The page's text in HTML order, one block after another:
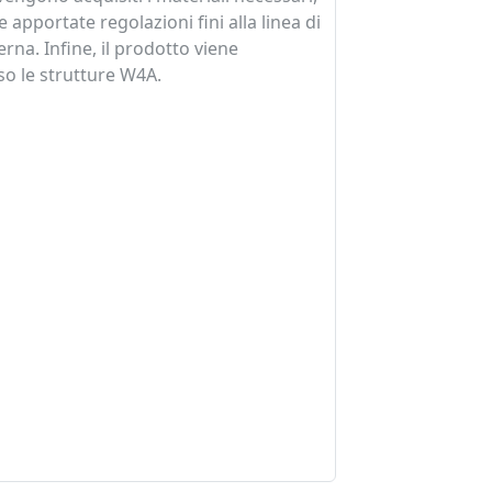
apportate regolazioni fini alla linea di
Infine, il prodotto viene
le strutture W4A.